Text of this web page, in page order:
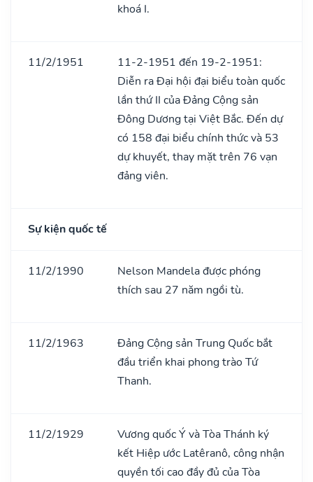
khoá I.
11/2/1951
11-2-1951 đến 19-2-1951:
Diễn ra Đại hội đại biểu toàn quốc
lần thứ II của Đảng Cộng sản
Đông Dương tại Việt Bắc. Đến dự
có 158 đại biểu chính thức và 53
dự khuyết, thay mặt trên 76 vạn
đảng viên.
Sự kiện quốc tế
11/2/1990
Nelson Mandela được phóng
thích sau 27 năm ngồi tù.
11/2/1963
Đảng Cộng sản Trung Quốc bắt
đầu triển khai phong trào Tứ
Thanh.
11/2/1929
Vương quốc Ý và Tòa Thánh ký
kết Hiệp ước Latêranô, công nhận
quyền tối cao đầy đủ của Tòa